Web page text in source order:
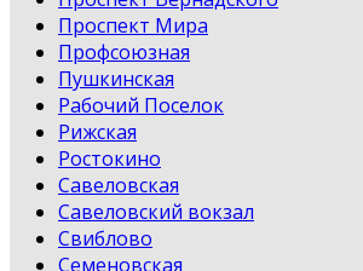
Проспект Мира
Профсоюзная
Пушкинская
Рабочий Поселок
Рижская
Ростокино
Савеловская
Савеловский вокзал
Свиблово
Семеновская